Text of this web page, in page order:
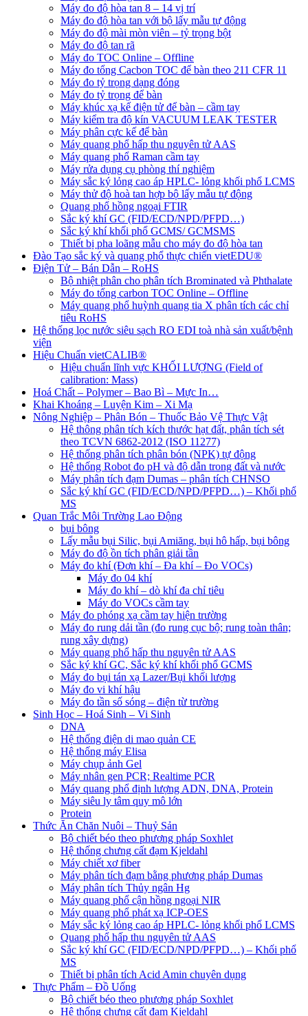
Máy đo độ hòa tan 8 – 14 vị trí
Máy đo độ hòa tan với bộ lấy mẫu tự động
Máy đo độ mài mòn viên – tỷ trọng bột
Máy đo độ tan rã
Máy đo TOC Online – Offline
Máy đo tổng Cacbon TOC để bàn theo 211 CFR 11
Máy đo tỷ trọng dạng đóng
Máy đo tỷ trọng để bàn
Máy khúc xạ kế điện tử để bàn – cầm tay
Máy kiểm tra độ kín VACUUM LEAK TESTER
Máy phân cực kế để bàn
Máy quang phổ hấp thu nguyên tử AAS
Máy quang phổ Raman cầm tay
Máy rửa dụng cụ phòng thí nghiệm
Máy sắc ký lỏng cao áp HPLC- lỏng khối phổ LCMS
Máy thử độ hoà tan hợp bộ lấy mẫu tự động
Quang phổ hồng ngoại FTIR
Sắc ký khí GC (FID/ECD/NPD/PFPD…)
Sắc ký khí khối phổ GCMS/ GCMSMS
Thiết bị pha loãng mẫu cho máy đo độ hòa tan
Đào Tạo sắc ký và quang phổ thực chiến vietEDU®
Điện Tử – Bán Dẫn – RoHS
Bộ nhiệt phân cho phân tích Brominated và Phthalate
Máy đo tổng carbon TOC Online – Offline
Máy quang phổ huỳnh quang tia X phân tích các chỉ
tiêu RoHS
Hệ thống lọc nước siêu sạch RO EDI​​ toà nhà sản xuất/bệnh
viện
Hiệu Chuẩn vietCALIB®
Hiệu chuẩn lĩnh vực KHỐI LƯỢNG (Field of
calibration: Mass)
Hoá Chất – Polymer – Bao Bì – Mực In…
Khai Khoáng – Luyện Kim – Xi Mạ
Nông Nghiệp – Phân Bón – Thuốc Bảo Vệ Thực Vật
Hệ thông phân tích kích thước hạt đất, phân tích sét
theo TCVN 6862-2012 (ISO 11277)
Hệ thống phân tích phân bón (NPK) tự động
Hệ thống Robot đo pH và độ dẫn trong đất và nước
Máy phân tích đạm Dumas – phân tích CHNSO
Sắc ký khí GC (FID/ECD/NPD/PFPD…) – Khối phổ
MS
Quan Trắc Môi Trường Lao Động
bụi bông
Lấy mẫu bụi Silic, bụi Amiăng, bụi hô hấp, bụi bông
Máy đo độ ồn tích phân giải tần
Máy đo khí (Đơn khí – Đa khí – Đo VOCs)
Máy đo 04 khí
Máy đo khí – dò khí đa chỉ tiêu
Máy đo VOCs cầm tay
Máy đo phóng xạ cầm tay hiện trường
Máy đo rung dải tần (đo rung cục bộ; rung toàn thân;
rung xây dựng)
Máy quang phổ hấp thu nguyên tử AAS
Sắc ký khí GC, Sắc ký khí khối phổ GCMS
Máy đo bụi tán xạ Lazer/Bụi khối lượng
Máy đo vi khí hậu
Máy đo tần số sóng – điện từ trường
Sinh Học – Hoá Sinh – Vi Sinh
DNA
Hệ thống điện di mao quản CE
Hệ thống máy Elisa
Máy chụp ảnh Gel
Máy nhân gen PCR; Realtime PCR
Máy quang phổ định lượng ADN, DNA, Protein
Máy siêu ly tâm quy mô lớn
Protein
Thức Ăn Chăn Nuôi – Thuỷ Sản
Bộ chiết béo theo phương pháp Soxhlet
Hệ thống chưng cất đạm Kjeldahl
Máy chiết xơ fiber
Máy phân tích đạm bằng phương pháp Dumas
Máy phân tích Thủy ngân Hg
Máy quang phổ cận hồng ngoại NIR
Máy quang phổ phát xạ ICP-OES
Máy sắc ký lỏng cao áp HPLC- lỏng khối phổ LCMS
Quang phổ hấp thu nguyên tử AAS
Sắc ký khí GC (FID/ECD/NPD/PFPD…) – Khối phổ
MS
Thiết bị phân tích Acid Amin chuyên dụng
Thực Phẩm – Đồ Uống
Bộ chiết béo theo phương pháp Soxhlet
Hệ thống chưng cất đạm Kjeldahl